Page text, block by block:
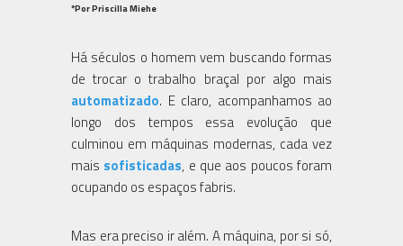
*Por Priscilla Miehe
Há séculos o homem vem buscando formas
de trocar o trabalho braçal por algo mais
automatizado. E claro, acompanhamos ao
longo dos tempos essa evolução que
culminou em máquinas modernas, cada vez
mais sofisticadas, e que aos poucos foram
ocupando os espaços fabris.
Mas era preciso ir além. A máquina, por si só,